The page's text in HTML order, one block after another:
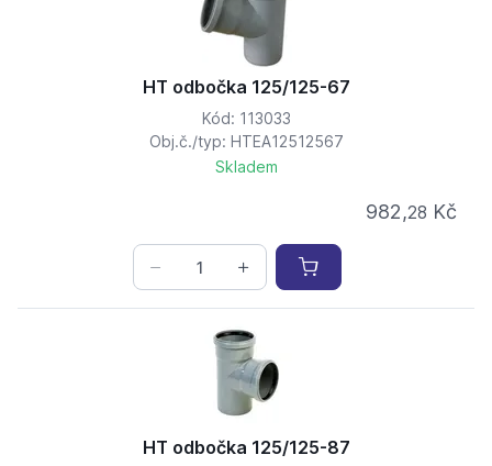
HT odbočka 125/125-67
Kód: 113033
Obj.č./typ: HTEA12512567
Skladem
982,28 Kč
HT odbočka 125/125-87